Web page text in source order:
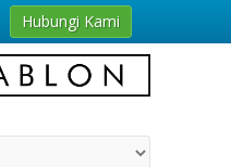
Hubungi Kami